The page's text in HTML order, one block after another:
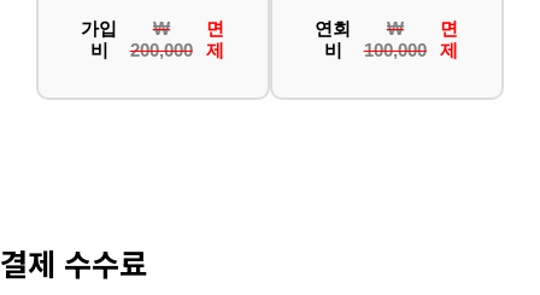
가입
비
₩
200,000
면
제
연회
비
₩
100,000
면
제
결제 수수료